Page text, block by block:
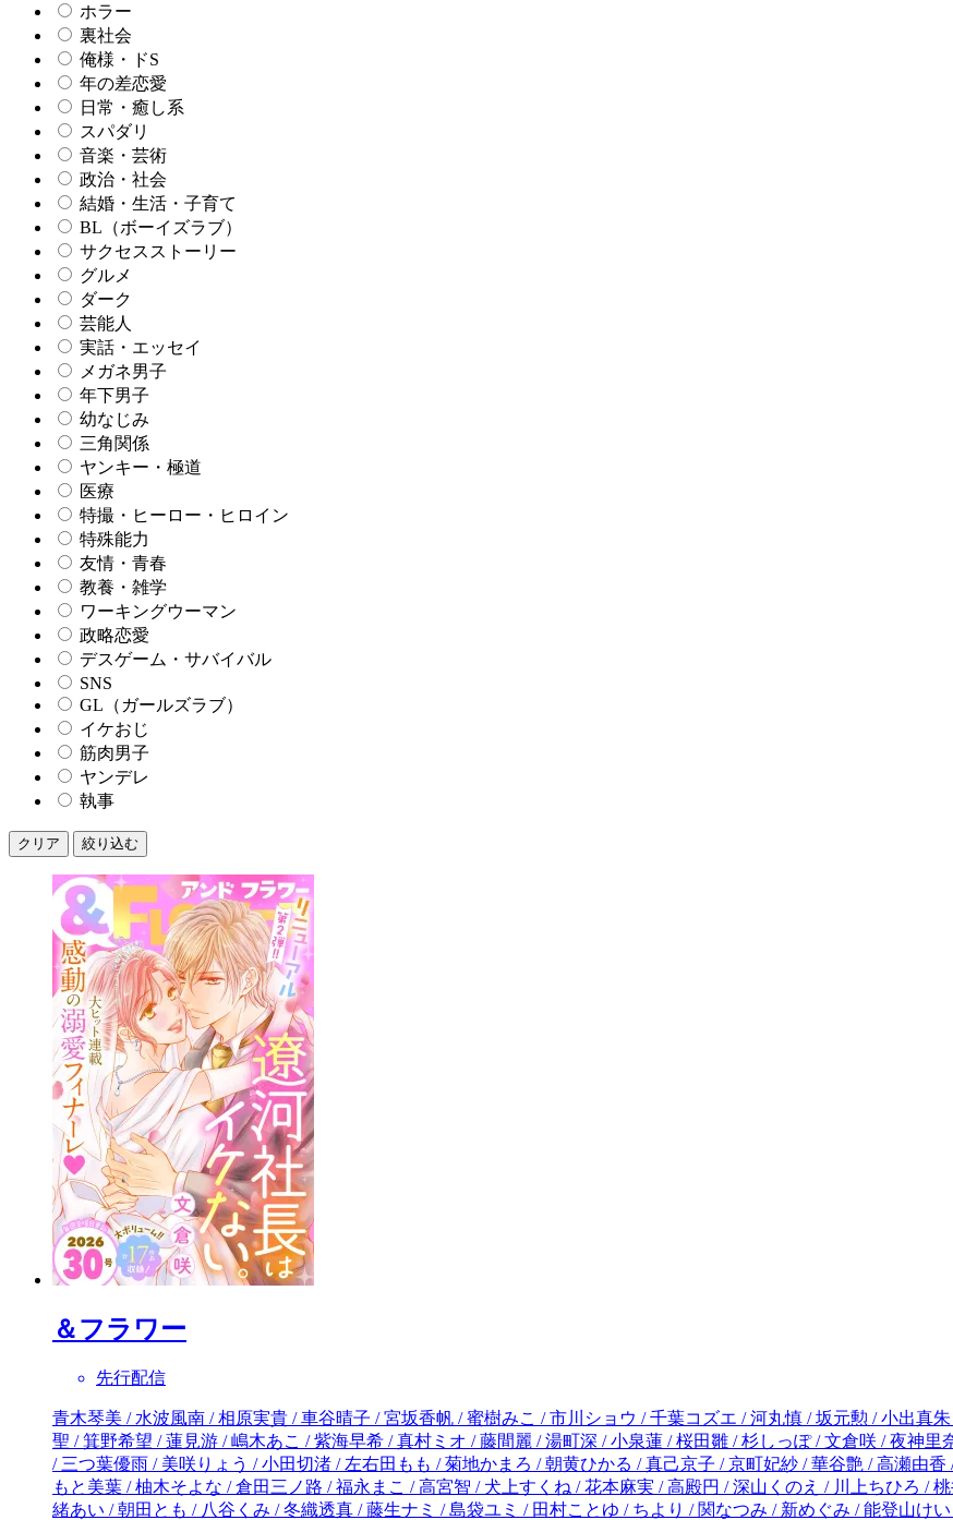
ホラー
裏社会
俺様・ドS
年の差恋愛
日常・癒し系
スパダリ
音楽・芸術
政治・社会
結婚・生活・子育て
BL（ボーイズラブ）
サクセスストーリー
グルメ
ダーク
芸能人
実話・エッセイ
メガネ男子
年下男子
幼なじみ
三角関係
ヤンキー・極道
医療
特撮・ヒーロー・ヒロイン
特殊能力
友情・青春
教養・雑学
ワーキングウーマン
政略恋愛
デスゲーム・サバイバル
SNS
GL（ガールズラブ）
イケおじ
筋肉男子
ヤンデレ
執事
クリア 絞り込む
＆フラワー
先行配信
青木琴美 / 水波風南 / 相原実貴 / 車谷晴子 / 宮坂香帆 / 蜜樹みこ / 市川ショウ / 千葉コズエ / 河丸慎 / 坂元勲 / 小出真朱 / 清水まみ / 一堂ヒカル / 桜井美也 / 宇佐美真紀 / 花緒莉 / 藤中千聖 / 箕野希望 / 蓮見游 / 嶋木あこ / 紫海早希 / 真村ミオ / 藤間麗 / 湯町深 / 小泉蓮 / 桜田雛 / 杉しっぽ / 文倉咲 / 夜神里奈 / 徳永さつき / 最富キョウスケ / 水谷愛 / 華夜 / 朱神宝 / 登田好美 / 三つ葉優雨 / 美咲りょう / 小田切渚 / 左右田もも / 菊地かまろ / 朝黄ひかる / 真己京子 / 京町妃紗 / 華谷艶 / 高瀬由香 / 杉山美和子 / 桃田紗世 / 月見パピコ / 紫よりい / 七尾美緒 / あやもと美葉 / 柚木そよな / 倉田三ノ路 / 福永まこ / 高宮智 / 犬上すくね /